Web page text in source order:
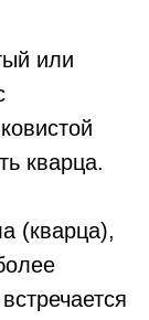
или
кварца.
(кварца),